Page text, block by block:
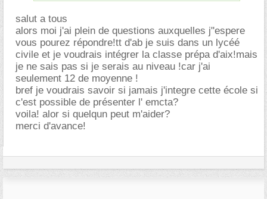
salut a tous
alors moi j'ai plein de questions auxquelles j"espere
vous pourez répondre!tt d'ab je suis dans un lycéé
civile et je voudrais intégrer la classe prépa d'aix!mais
je ne sais pas si je serais au niveau !car j'ai
seulement 12 de moyenne !
bref je voudrais savoir si jamais j'integre cette école si
c'est possible de présenter l' emcta?
voila! alor si quelqun peut m'aider?
merci d'avance!